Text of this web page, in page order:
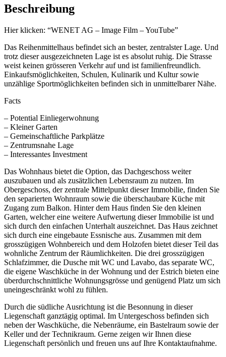
Beschreibung
Hier klicken: “WENET AG – Image Film – YouTube”
Das Reihenmittelhaus befindet sich an bester, zentralster Lage. Und
trotz dieser ausgezeichneten Lage ist es absolut ruhig. Die Strasse
weist keinen grösseren Verkehr auf und ist familienfreundlich.
Einkaufsmöglichkeiten, Schulen, Kulinarik und Kultur sowie
unzählige Sportmöglichkeiten befinden sich in unmittelbarer Nähe.
Facts
– Potential Einliegerwohnung
– Kleiner Garten
– Gemeinschaftliche Parkplätze
– Zentrumsnahe Lage
– Interessantes Investment
Das Wohnhaus bietet die Option, das Dachgeschoss weiter
auszubauen und als zusätzlichen Lebensraum zu nutzen. Im
Obergeschoss, der zentrale Mittelpunkt dieser Immobilie, finden Sie
den separierten Wohnraum sowie die überschaubare Küche mit
Zugang zum Balkon. Hinter dem Haus finden Sie den kleinen
Garten, welcher eine weitere Aufwertung dieser Immobilie ist und
sich durch den einfachen Unterhalt auszeichnet. Das Haus zeichnet
sich durch eine eingebaute Essnische aus. Zusammen mit dem
grosszügigen Wohnbereich und dem Holzofen bietet dieser Teil das
wohnliche Zentrum der Räumlichkeiten. Die drei grosszügigen
Schlafzimmer, die Dusche mit WC und Lavabo, das separate WC,
die eigene Waschküche in der Wohnung und der Estrich bieten eine
überdurchschnittliche Wohnungsgrösse und genügend Platz um sich
uneingeschränkt wohl zu fühlen.
Durch die südliche Ausrichtung ist die Besonnung in dieser
Liegenschaft ganztägig optimal. Im Untergeschoss befinden sich
neben der Waschküche, die Nebenräume, ein Bastelraum sowie der
Keller und der Technikraum. Gerne zeigen wir Ihnen diese
Liegenschaft persönlich und freuen uns auf Ihre Kontaktaufnahme.